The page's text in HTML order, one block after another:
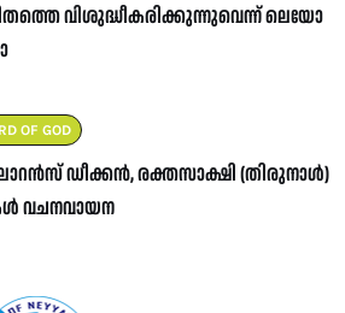
വിശുദ്ധീകരിക്കുന്നുവെന്ന് ലെയോ
OF GOD
ഡീക്കൻ, രക്തസാക്ഷി (തിരുനാൾ)
വചനവായന